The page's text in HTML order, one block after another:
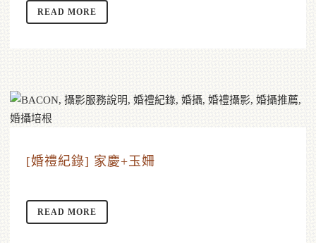
READ MORE
[婚禮紀錄] 家慶+玉姍
READ MORE